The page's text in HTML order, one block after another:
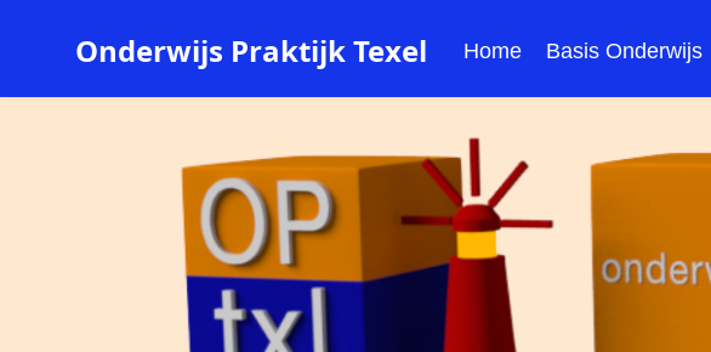
Onderwijs Praktijk Texel Home Basis Onderwijs